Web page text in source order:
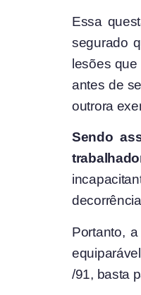
Essa
segurado
lesões
antes de
outrora
Sendo
Portanto,
/91, basta